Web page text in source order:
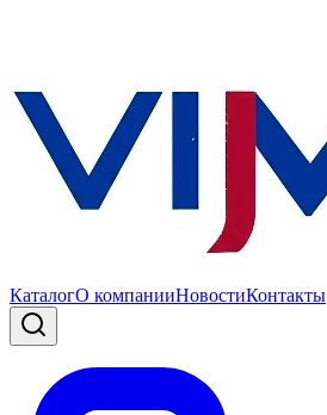
КаталогО компанииНовостиКонтакты